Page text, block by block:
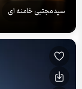
سید مجتبی خامنه ای